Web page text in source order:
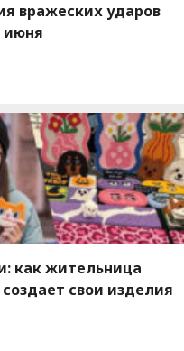
вражеских ударов
июня
как жительница
свои изделия